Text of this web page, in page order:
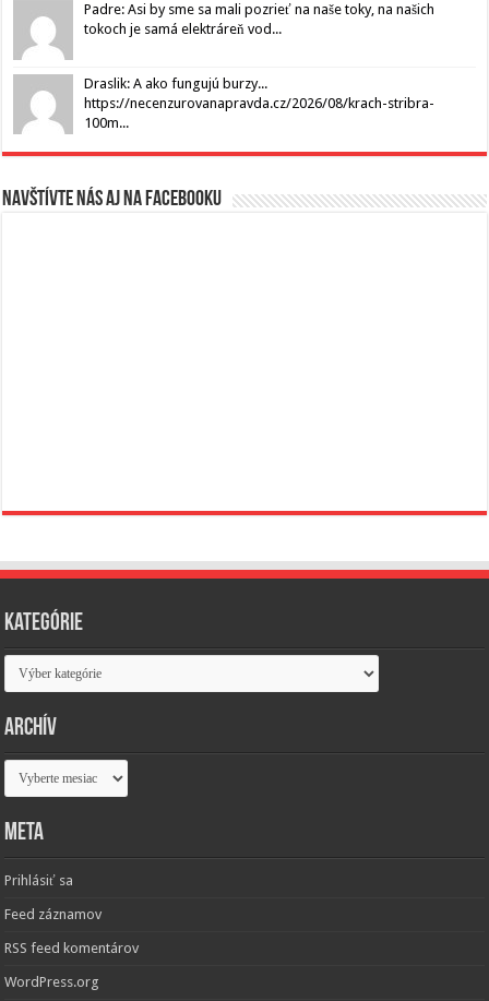
Padre: Asi by sme sa mali pozrieť na naše toky, na našich
tokoch je samá elektráreň vod...
Draslik: A ako fungujú burzy...
https://necenzurovanapravda.cz/2026/08/krach-stribra-
100m...
Navštívte nás aj na Facebooku
Kategórie
Kategórie
Archív
Archív
Meta
Prihlásiť sa
Feed záznamov
RSS feed komentárov
WordPress.org